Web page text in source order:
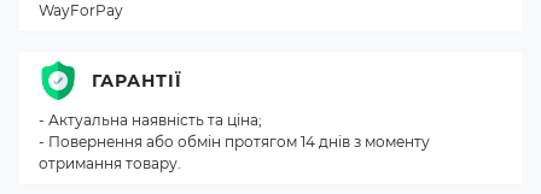
WayForPay
ГАРАНТІЇ
- Актуальна наявність та ціна;
- Повернення або обмін протягом 14 днів з моменту
отримання товару.